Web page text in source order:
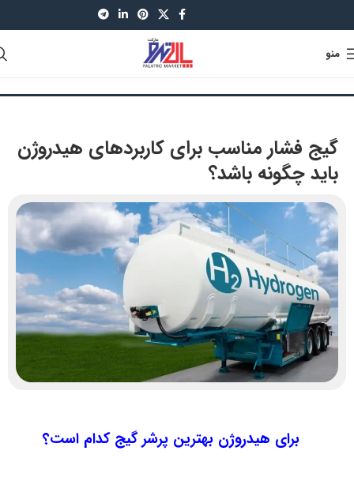
منو
گیج فشار مناسب برای کاربردهای هیدروژن
باید چگونه باشد؟
برای هیدروژن بهترین پرشر گیج کدام است؟